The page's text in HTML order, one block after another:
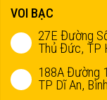
VOI BẠC
27E Đường
Thủ Đức, TP
188A Đường
TP Dĩ An,